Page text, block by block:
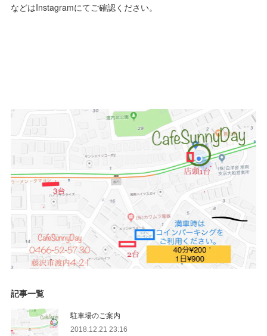
などはInstagramにてご確認ください。
記事一覧
駐車場のご案内
2018.12.21 23:16